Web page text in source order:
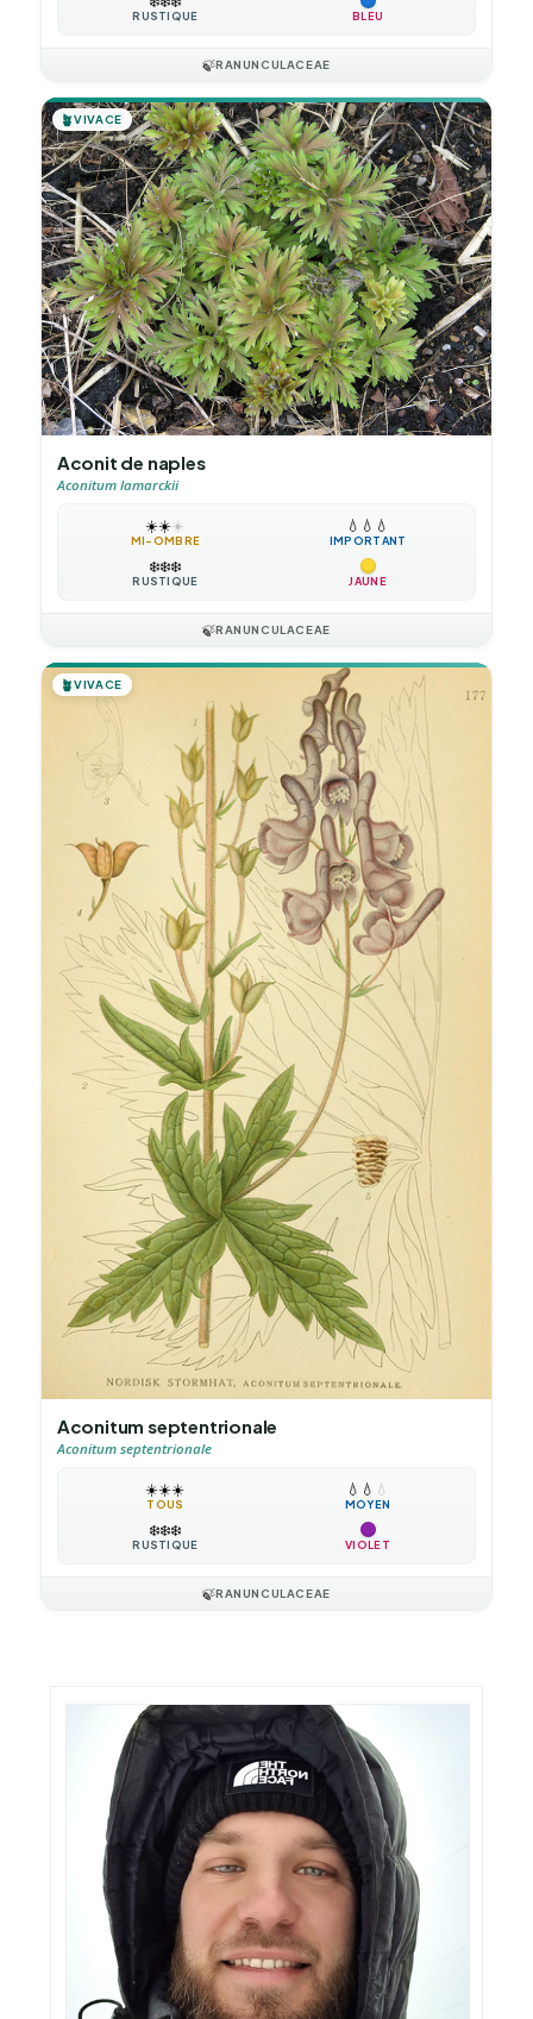
RUSTIQUE BLEU
🍃RANUNCULACEAE
🪴VIVACE
Aconit de naples
Aconitum lamarckii
☀️☀️☀️
MI-OMBRE
💧 💧 💧
IMPORTANT
❄️❄️❄️
RUSTIQUE JAUNE
🍃RANUNCULACEAE
🪴VIVACE
Aconitum septentrionale
Aconitum septentrionale
☀️☀️☀️
TOUS
💧 💧 💧
MOYEN
❄️❄️❄️
RUSTIQUE VIOLET
🍃RANUNCULACEAE